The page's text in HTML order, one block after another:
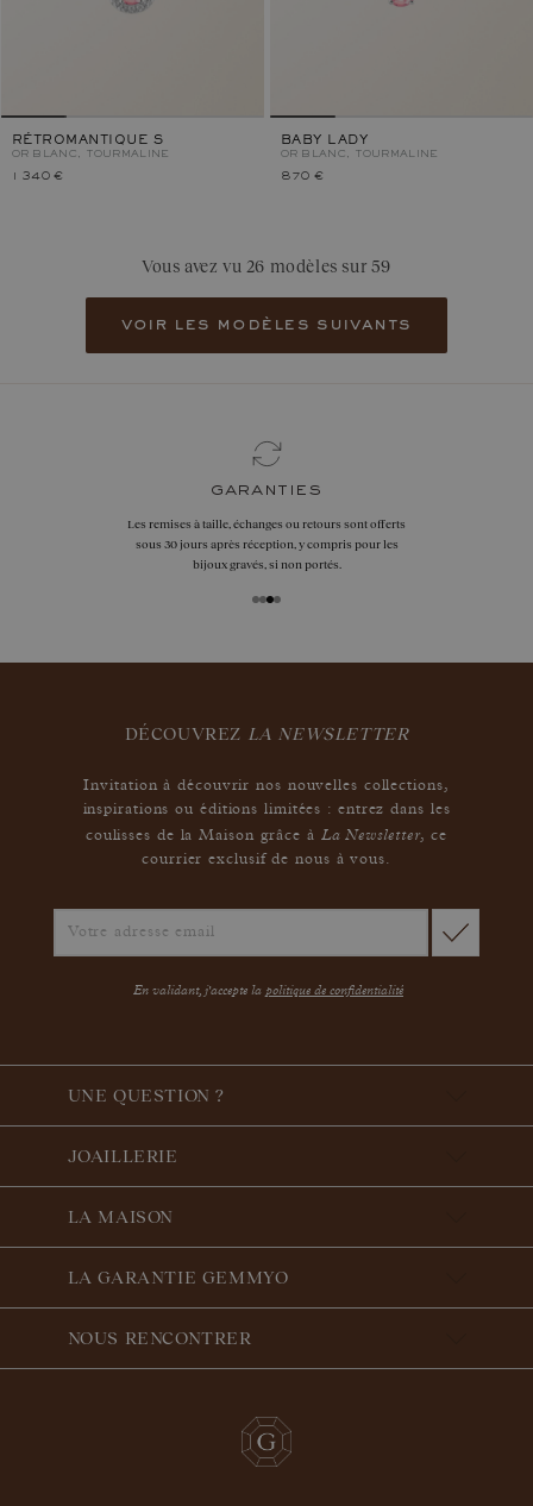
RÉTROMANTIQUE S
OR BLANC, TOURMALINE
1 340 €
BABY LADY
OR BLANC, TOURMALINE
870 €
Vous avez vu 26 modèles sur 59
voir les modèles suivants
garanties
Les remises à taille, échanges ou retours sont offerts
sous 30 jours après réception, y compris pour les
bijoux gravés, si non portés.
DÉCOUVREZ LA NEWSLETTER
Invitation à découvrir nos nouvelles collections,
inspirations ou éditions limitées : entrez dans les
coulisses de la Maison grâce à La Newsletter,ce
courrier exclusif de nous à vous.
En validant, j'accepte la politique de confidentialité
UNE QUESTION ?
JOAILLERIE
LA MAISON
LA GARANTIE GEMMYO
NOUS RENCONTRER